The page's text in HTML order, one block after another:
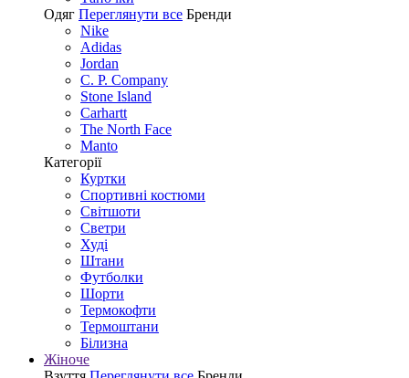
Одяг Переглянути все Бренди
Nike
Adidas
Jordan
C. P. Company
Stone Island
Carhartt
The North Face
Manto
Категорії
Куртки
Спортивні костюми
Світшоти
Светри
Худі
Штани
Футболки
Шорти
Термокофти
Термоштани
Білизна
Жіноче